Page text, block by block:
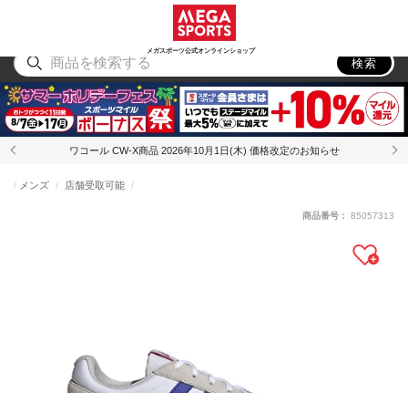
メガスポーツ公式オンラインショップ
アウトドア
検索
ワコール CW-X商品 2026年10月1日(木) 価格改定のお知らせ
メンズ 店舗受取可能
商品番号： 85057313